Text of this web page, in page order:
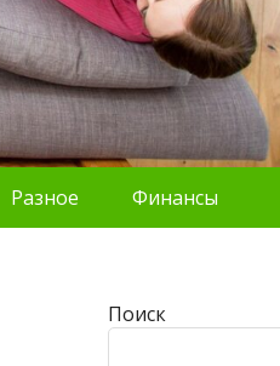
Разное Финансы
Поиск